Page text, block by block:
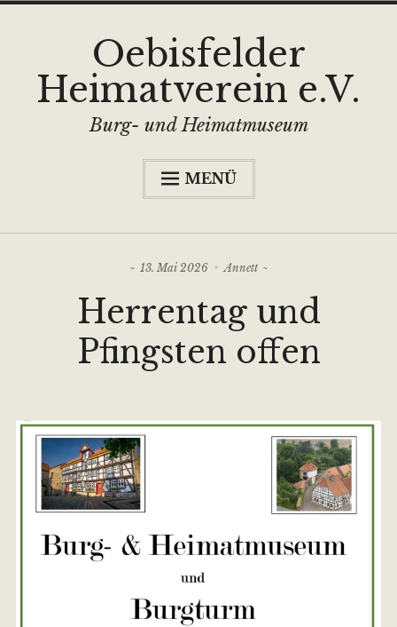
springen
Oebisfelder
Heimatverein e.V.
Burg- und Heimatmuseum
MENÜ
Partner/Mitgliedschaft
13. Mai 2026 Annett
Herrentag und
Pfingsten offen